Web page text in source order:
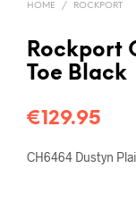
HOME / ROCKPORT
Rockport
Toe Black
€129.95
CH6464 Dustyn